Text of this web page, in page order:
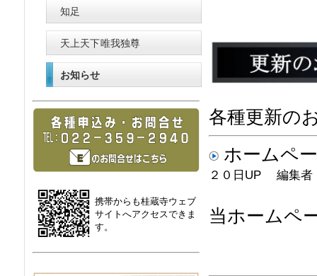
各種更新の
ホームペ
２０日UP 編集
当ホームペ
知足
天上天下唯我独尊
お知らせ
携帯からも桂蔵寺ウェブ
サイトへアクセスできま
す。